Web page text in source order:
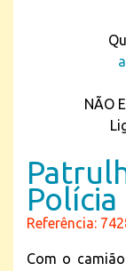
NÃO
Referência:
Com o